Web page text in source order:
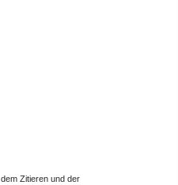
dem Zitieren und der